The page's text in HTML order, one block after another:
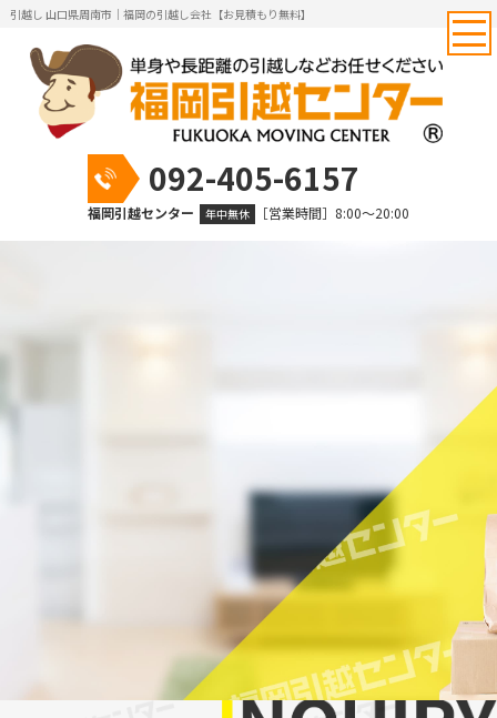
引越し 山口県周南市｜福岡の引越し会社【お見積もり無料】
092-405-6157
福岡引越センター 年中無休 ［営業時間］8:00～20:00